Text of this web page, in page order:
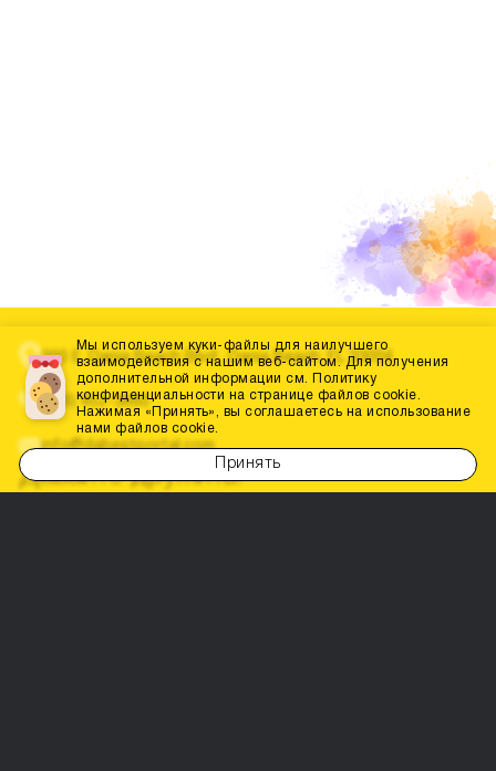
200 E. Dania Beach Blvd., Dania Beach, FL 33004
(786) 452-3660
info@dabestportal.com
Давайте дружить!
Мы используем куки-файлы для наилучшего
взаимодействия с нашим веб-сайтом. Для получения
дополнительной информации см. Политику
конфиденциальности на странице файлов cookie.
Нажимая «Принять», вы соглашаетесь на использование
нами файлов cookie.
Принять